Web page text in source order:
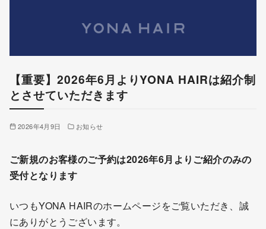
【重要】2026年6月よりYONA HAIRは紹介制
とさせていただきます
2026年4月9日 お知らせ
ご新規のお客様のご予約は2026年6月よりご紹介のみの
受付となります
いつもYONA HAIRのホームページをご覧いただき、誠
にありがとうございます。